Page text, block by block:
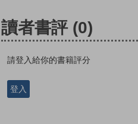
讀者書評 (0)
請登入給你的書籍評分
登入